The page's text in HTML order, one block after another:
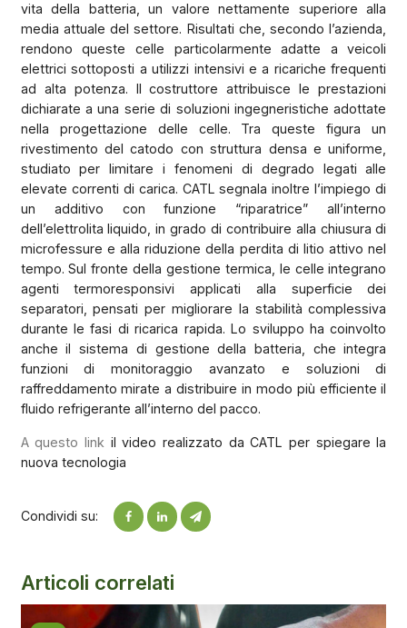
vita della batteria, un valore nettamente superiore alla
media attuale del settore. Risultati che, secondo l’azienda,
rendono queste celle particolarmente adatte a veicoli
elettrici sottoposti a utilizzi intensivi e a ricariche frequenti
ad alta potenza. Il costruttore attribuisce le prestazioni
dichiarate a una serie di soluzioni ingegneristiche adottate
nella progettazione delle celle. Tra queste figura un
rivestimento del catodo con struttura densa e uniforme,
studiato per limitare i fenomeni di degrado legati alle
elevate correnti di carica. CATL segnala inoltre l’impiego di
un additivo con funzione “riparatrice” all’interno
dell’elettrolita liquido, in grado di contribuire alla chiusura di
microfessure e alla riduzione della perdita di litio attivo nel
tempo. Sul fronte della gestione termica, le celle integrano
agenti termoresponsivi applicati alla superficie dei
separatori, pensati per migliorare la stabilità complessiva
durante le fasi di ricarica rapida. Lo sviluppo ha coinvolto
anche il sistema di gestione della batteria, che integra
funzioni di monitoraggio avanzato e soluzioni di
raffreddamento mirate a distribuire in modo più efficiente il
fluido refrigerante all’interno del pacco.
A questo link il video realizzato da CATL per spiegare la
nuova tecnologia
Condividi su:
Articoli correlati